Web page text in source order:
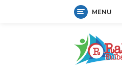
MENU